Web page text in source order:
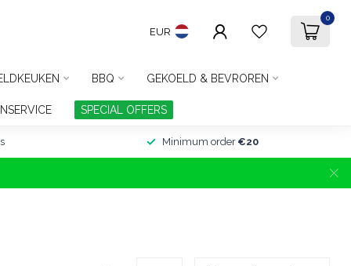
EUR
0
BBQ GEKOELD & BEVROREN
SPECIAL OFFERS
Minimum order €20